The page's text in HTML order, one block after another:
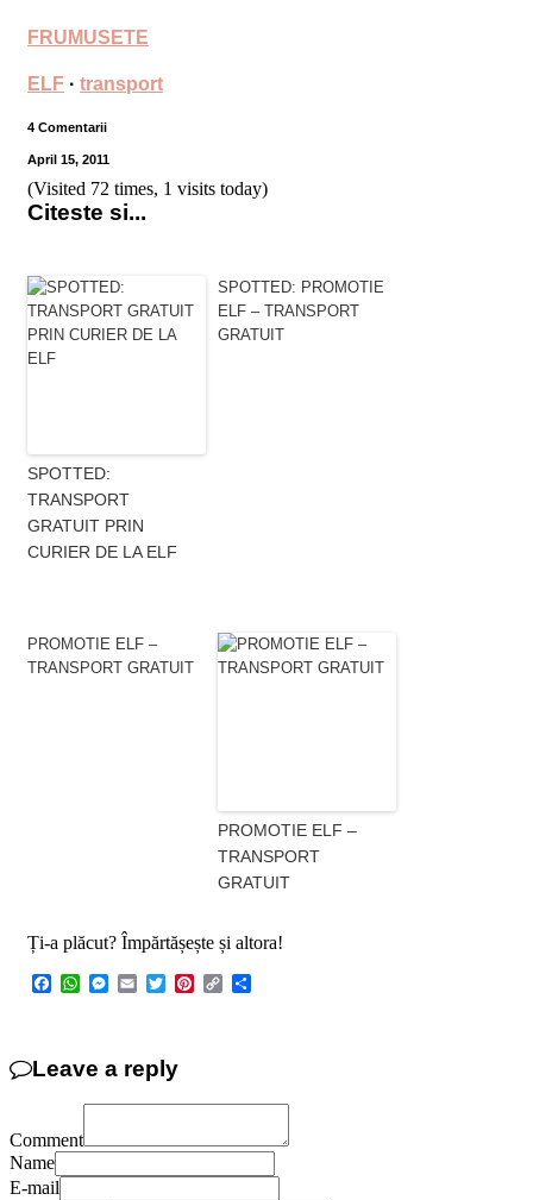
FRUMUSETE
ELF · transport
4 Comentarii
April 15, 2011
(Visited 72 times, 1 visits today)
Citeste si...
SPOTTED:
TRANSPORT
GRATUIT PRIN
CURIER DE LA ELF
SPOTTED: PROMOTIE
ELF – TRANSPORT
GRATUIT
PROMOTIE ELF –
TRANSPORT GRATUIT
PROMOTIE ELF –
TRANSPORT
GRATUIT
Ți-a plăcut? Împărtășește și altora!
Facebook
WhatsApp
Messenger
EmailTwitterPinterest
Copy
Leave a reply
Comment
Name
E-mail